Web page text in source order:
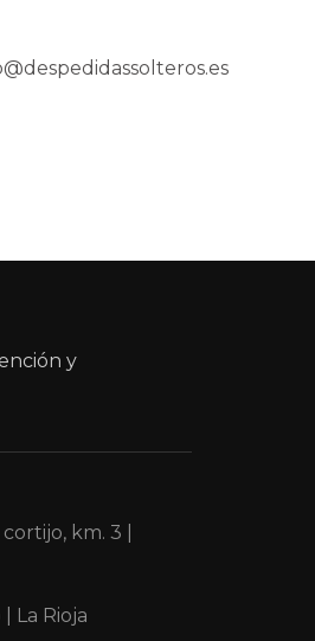
y
km. 3 |
Rioja